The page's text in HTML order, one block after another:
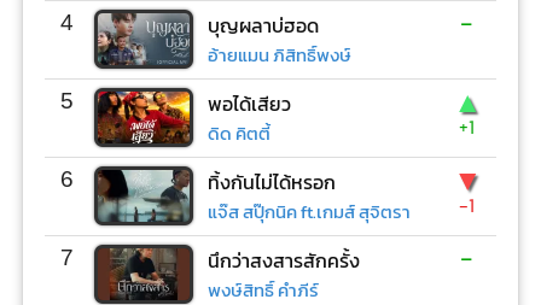
4 บุญผลาบ่ฮอด
อ้ายแมน ภิสิทธิ์พงษ์
-
5 พอได้เสียว
ดิด คิตตี้
▲
+1
6 ทิ้งกันไม่ได้หรอก
แจ๊ส สปุ๊กนิค ft.เกมส์ สุจิตรา
▼
-1
7 นึกว่าสงสารสักครั้ง
พงษ์สิทธิ์ คำภีร์
-